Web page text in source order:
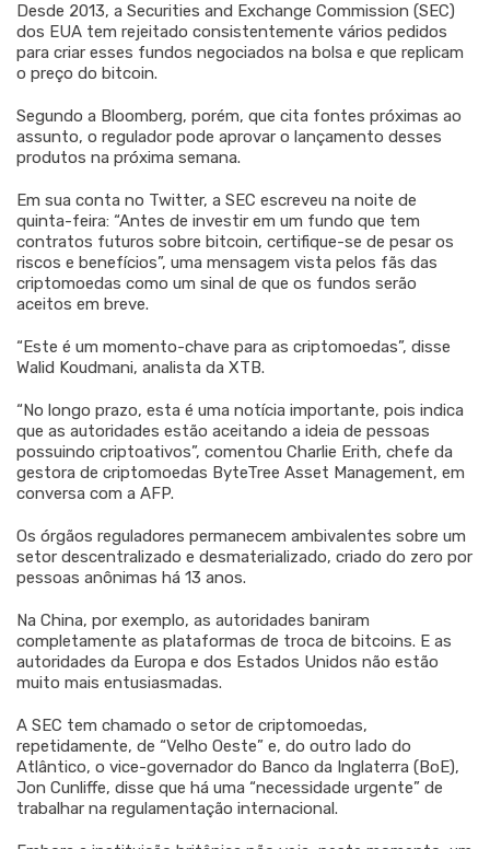
Desde 2013, a Securities and Exchange Commission (SEC)
dos EUA tem rejeitado consistentemente vários pedidos
para criar esses fundos negociados na bolsa e que replicam
o preço do bitcoin.
Segundo a Bloomberg, porém, que cita fontes próximas ao
assunto, o regulador pode aprovar o lançamento desses
produtos na próxima semana.
Em sua conta no Twitter, a SEC escreveu na noite de
quinta-feira: “Antes de investir em um fundo que tem
contratos futuros sobre bitcoin, certifique-se de pesar os
riscos e benefícios”, uma mensagem vista pelos fãs das
criptomoedas como um sinal de que os fundos serão
aceitos em breve.
“Este é um momento-chave para as criptomoedas”, disse
Walid Koudmani, analista da XTB.
“No longo prazo, esta é uma notícia importante, pois indica
que as autoridades estão aceitando a ideia de pessoas
possuindo criptoativos”, comentou Charlie Erith, chefe da
gestora de criptomoedas ByteTree Asset Management, em
conversa com a AFP.
Os órgãos reguladores permanecem ambivalentes sobre um
setor descentralizado e desmaterializado, criado do zero por
pessoas anônimas há 13 anos.
Na China, por exemplo, as autoridades baniram
completamente as plataformas de troca de bitcoins. E as
autoridades da Europa e dos Estados Unidos não estão
muito mais entusiasmadas.
A SEC tem chamado o setor de criptomoedas,
repetidamente, de “Velho Oeste” e, do outro lado do
Atlântico, o vice-governador do Banco da Inglaterra (BoE),
Jon Cunliffe, disse que há uma “necessidade urgente” de
trabalhar na regulamentação internacional.